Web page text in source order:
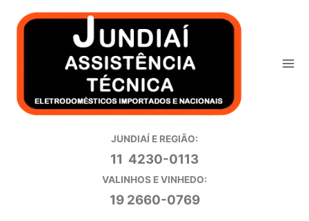
para
JUNDIAÍ E REGIÃO:
11 4230-0113
VALINHOS E VINHEDO:
19 2660-0769